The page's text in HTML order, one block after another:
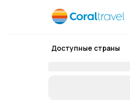
Доступные страны